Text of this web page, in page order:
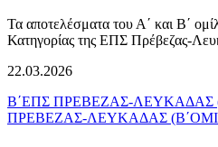
Τα αποτελέσματα του Α΄ και Β΄
Κατηγορίας της ΕΠΣ Πρέβεζας-
22.03.2026
Β΄ΕΠΣ ΠΡΕΒΕΖΑΣ-ΛΕΥΚΑΔΑΣ
ΠΡΕΒΕΖΑΣ-ΛΕΥΚΑΔΑΣ